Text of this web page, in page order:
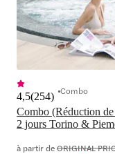
Combo (Réduction
2 jours Torino &
4,5(254) Combo
à partir deORIGINAL